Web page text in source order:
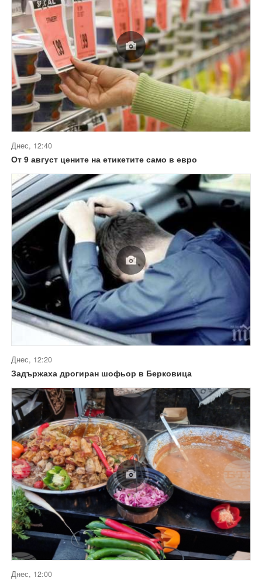
Днес, 12:40
От 9 август цените на етикетите само в евро
Днес, 12:20
Задържаха дрогиран шофьор в Берковица
Днес, 12:00